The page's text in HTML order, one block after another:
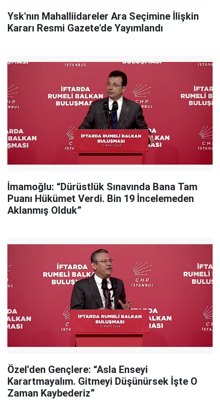
Ysk'nın Mahalliidareler Ara Seçimine İlişkin
Kararı Resmi Gazete'de Yayımlandı
İmamoğlu: “Dürüstlük Sınavında Bana Tam
Puanı Hükümet Verdi. Bin 19 İncelemeden
Aklanmış Olduk”
Özel’den Gençlere: “Asla Enseyi
Karartmayalım. Gitmeyi Düşünürsek İşte O
Zaman Kaybederiz”